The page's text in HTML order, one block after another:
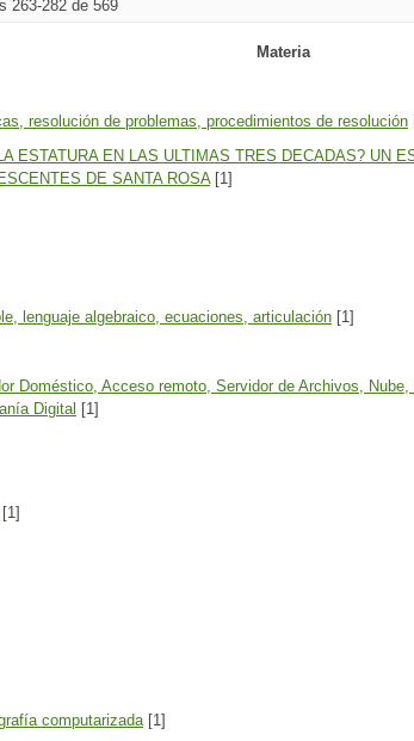
263-282 de 569
Materia
resolución de problemas, procedimientos de resolución
ESTATURA EN LAS ULTIMAS TRES DECADAS? UN
DE SANTA ROSA[1]
lenguaje algebraico, ecuaciones, articulación [1]
Doméstico, Acceso remoto, Servidor de Archivos,
Digital [1]
[1]
computarizada[1]